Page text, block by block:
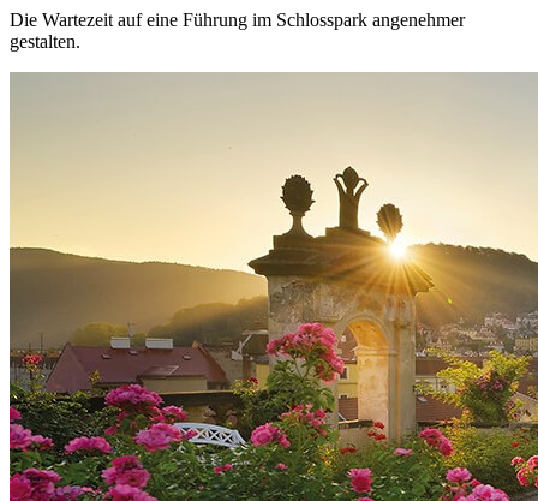
Die Wartezeit auf eine Führung im Schlosspark angenehmer
gestalten.